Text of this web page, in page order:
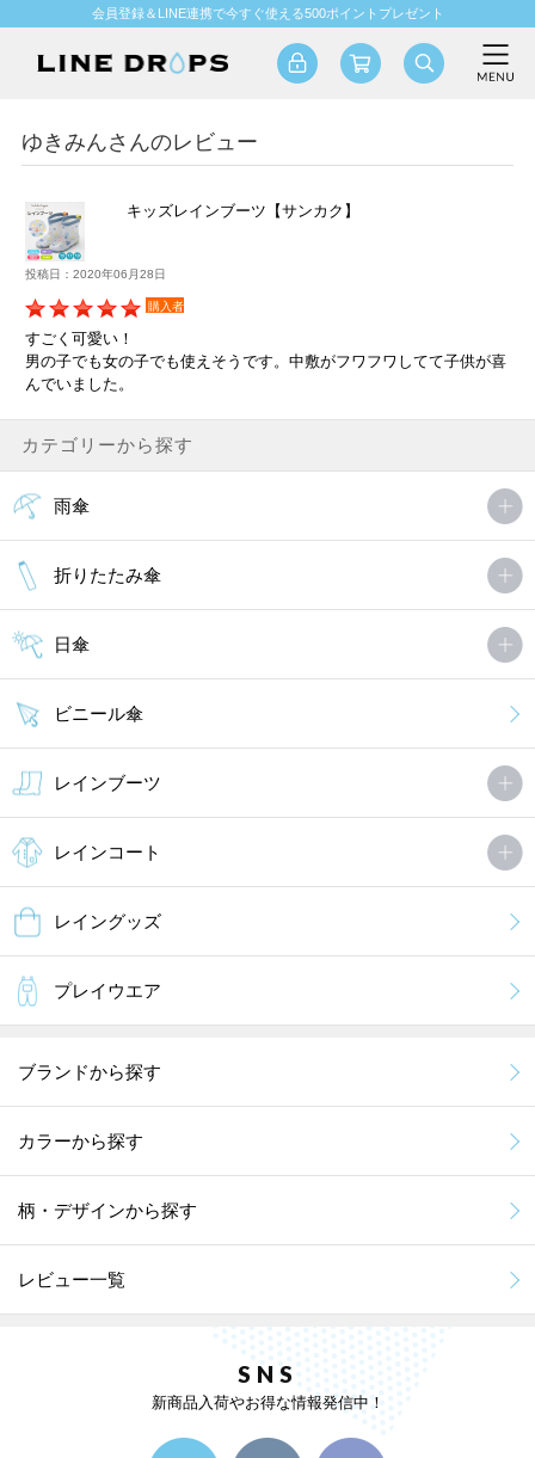
会員登録＆LINE連携で今すぐ使える500ポイントプレゼント
ゆきみんさんのレビュー
キッズレインブーツ【サンカク】
投稿日：2020年06月28日
購入者
すごく可愛い！
男の子でも女の子でも使えそうです。中敷がフワフワしてて子供が喜
んでいました。
カテゴリーから探す
雨傘
折りたたみ傘
日傘
ビニール傘
レインブーツ
レインコート
レイングッズ
プレイウエア
ブランドから探す
カラーから探す
柄・デザインから探す
レビュー一覧
SNS
新商品入荷やお得な情報発信中！